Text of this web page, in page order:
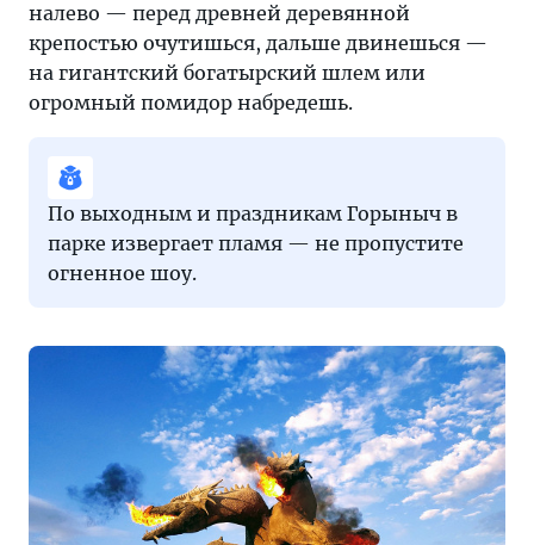
налево — перед древней деревянной
крепостью очутишься, дальше двинешься —
на гигантский богатырский шлем или
огромный помидор набредешь.
По выходным и праздникам Горыныч в
парке извергает пламя — не пропустите
огненное шоу.